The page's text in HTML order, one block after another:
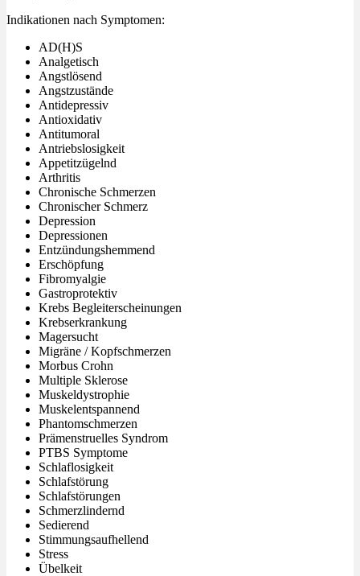
Indikationen nach Symptomen:
AD(H)S
Analgetisch
Angstlösend
Angstzustände
Antidepressiv
Antioxidativ
Antitumoral
Antriebslosigkeit
Appetitzügelnd
Arthritis
Chronische Schmerzen
Chronischer Schmerz
Depression
Depressionen
Entzündungshemmend
Erschöpfung
Fibromyalgie
Gastroprotektiv
Krebs Begleiterscheinungen
Krebserkrankung
Magersucht
Migräne / Kopfschmerzen
Morbus Crohn
Multiple Sklerose
Muskeldystrophie
Muskelentspannend
Phantomschmerzen
Prämenstruelles Syndrom
PTBS Symptome
Schlaflosigkeit
Schlafstörung
Schlafstörungen
Schmerzlindernd
Sedierend
Stimmungsaufhellend
Stress
Übelkeit